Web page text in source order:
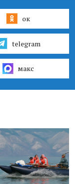
ок
telegram
макс